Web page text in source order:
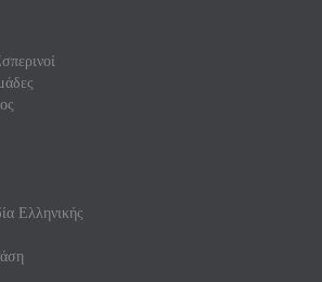
Ελληνικής